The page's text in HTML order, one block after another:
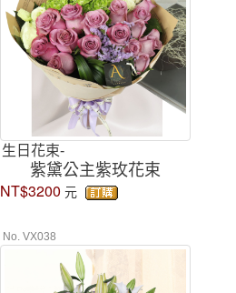
生日花束-
紫黛公主紫玫花束
NT$3200 元
No. VX038